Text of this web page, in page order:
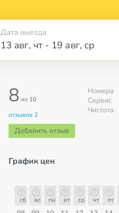
Дата выезда
13 авг, чт- 19 авг, ср
8 из 10
отзывов 2
Добавить отзыв
Номера
Сервис
Чистота
График цен
сб вс пн вт ср чт пт